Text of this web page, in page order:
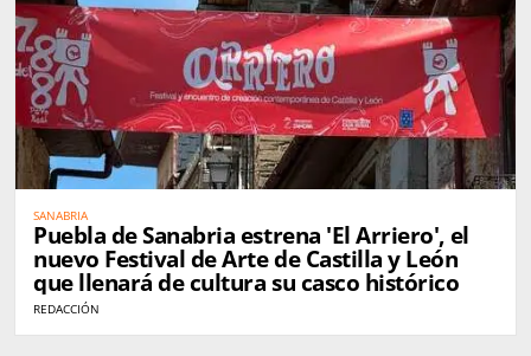
SANABRIA
Puebla de Sanabria estrena 'El Arriero', el
nuevo Festival de Arte de Castilla y León
que llenará de cultura su casco histórico
REDACCIÓN